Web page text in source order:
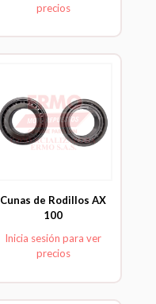
precios
Cunas de Rodillos AX
100
Inicia sesión para ver
precios